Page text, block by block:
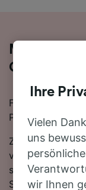
Mit der
Genova
Für eine
Principe finden
Zwischen
verkehren
schnellsten
Strecke von 192
Ihre
Vielen
uns
wir Ihnen